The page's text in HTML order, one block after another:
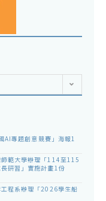
AI專題創意競賽」海報1
範大學辦理「114至115
研習」實施計畫1份
程系辦理「2026學生船